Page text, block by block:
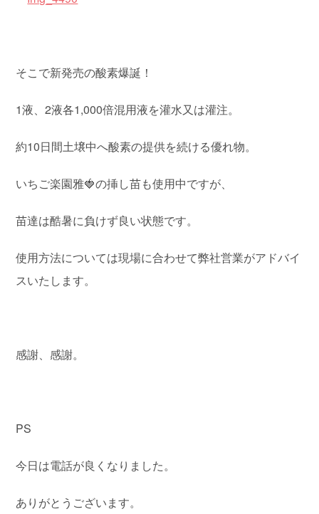
そこで新発売の酸素爆誕！
1液、2液各1,000倍混用液を灌水又は灌注。
約10日間土壌中へ酸素の提供を続ける優れ物。
いちご楽園雅🍓の挿し苗も使用中ですが、
苗達は酷暑に負けず良い状態です。
使用方法については現場に合わせて弊社営業がアドバイ
スいたします。
感謝、感謝。
PS
今日は電話が良くなりました。
ありがとうございます。